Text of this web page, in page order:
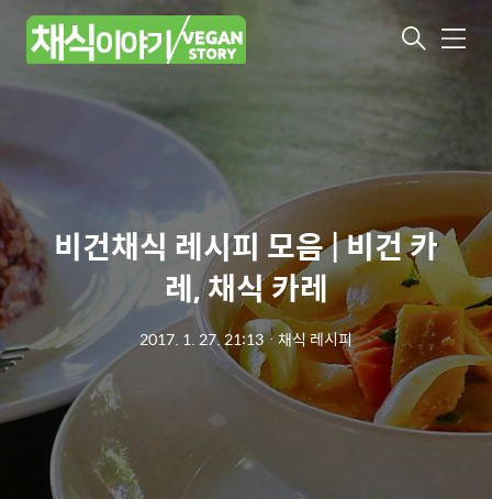
메
비건채식 레시피 모음 | 비건 카
레, 채식 카레
2017. 1. 27. 21:13ㆍ채식 레시피